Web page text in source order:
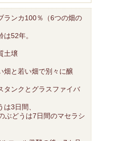
ランカ100％（6つの畑の
年。
土壌
畑と若い畑で別々に醸
クとグラスファイバ
3日間、
うは7日間のマセラシ